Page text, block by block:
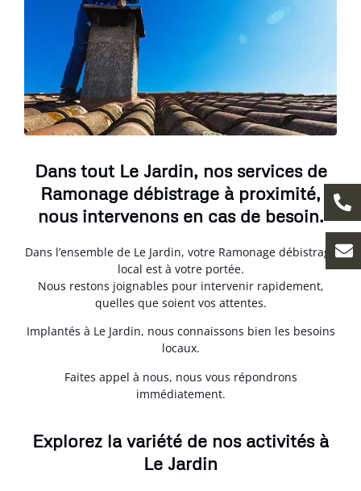
Dans tout Le Jardin, nos services de
Ramonage débistrage à proximité,
nous intervenons en cas de besoin.
Dans l’ensemble de Le Jardin, votre Ramonage débistrage
local est à votre portée.
Nous restons joignables pour intervenir rapidement,
quelles que soient vos attentes.
Implantés à Le Jardin, nous connaissons bien les besoins
locaux.
Faites appel à nous, nous vous répondrons
immédiatement.
Explorez la variété de nos activités à
Le Jardin